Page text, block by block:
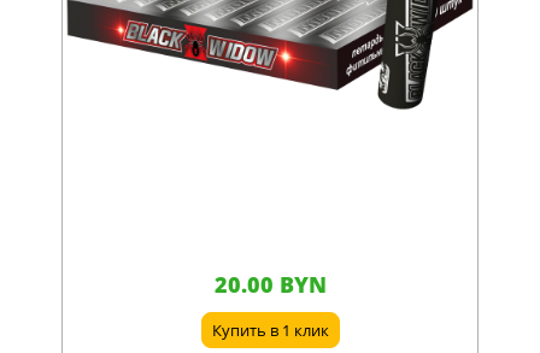
20.00 BYN
Купить в 1 клик